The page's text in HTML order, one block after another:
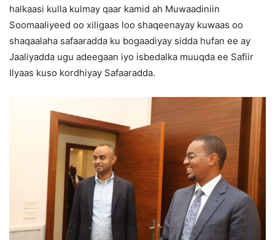
halkaasi kulla kulmay qaar kamid ah Muwaadiniin
Soomaaliyeed oo xiligaas loo shaqeenayay kuwaas oo
shaqaalaha safaaradda ku bogaadiyay sidda hufan ee ay
Jaaliyadda ugu adeegaan iyo isbedalka muuqda ee Safiir
Ilyaas kuso kordhiyay Safaaradda.